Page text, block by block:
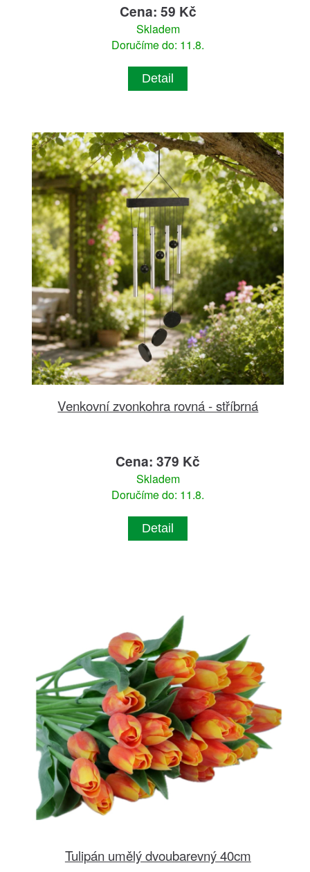
Cena: 59 Kč
Skladem
Doručíme do: 11.8.
Detail
Venkovní zvonkohra rovná - stříbrná
Cena: 379 Kč
Skladem
Doručíme do: 11.8.
Detail
Tulipán umělý dvoubarevný 40cm